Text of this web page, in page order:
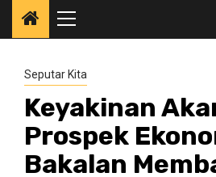
Primary
Menu
Seputar Kita
Keyakinan
Prospek
Bakalan